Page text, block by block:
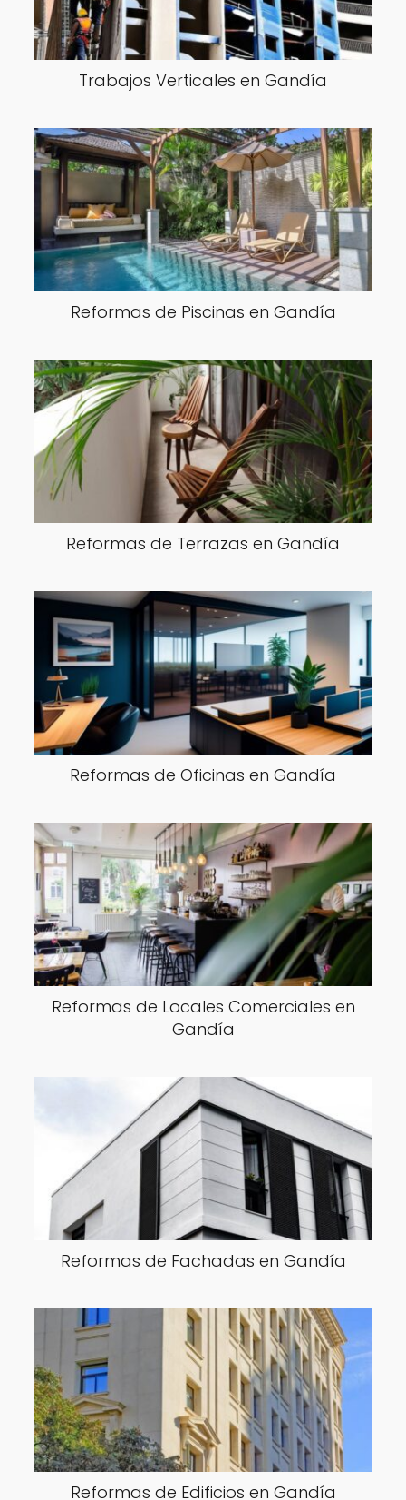
Trabajos Verticales en Gandía
Reformas de Piscinas en Gandía
Reformas de Terrazas en Gandía
Reformas de Oficinas en Gandía
Reformas de Locales Comerciales en
Gandía
Reformas de Fachadas en Gandía
Reformas de Edificios en Gandía